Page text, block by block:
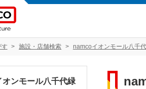
す 施設・店舗検索 namcoイオンモール八千
ンモール八千代緑